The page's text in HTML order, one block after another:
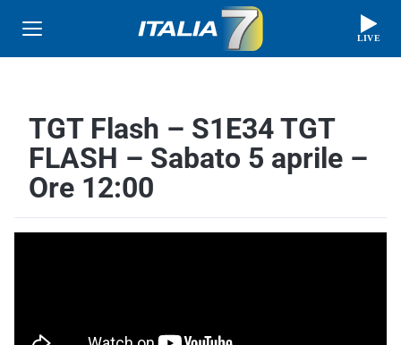
LIVE
TGT Flash – S1E34 TGT
FLASH – Sabato 5 aprile –
Ore 12:00